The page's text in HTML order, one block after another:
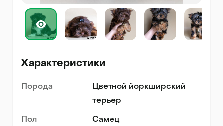
Характеристики
Порода
Цветной йоркширский
терьер
Пол Самец